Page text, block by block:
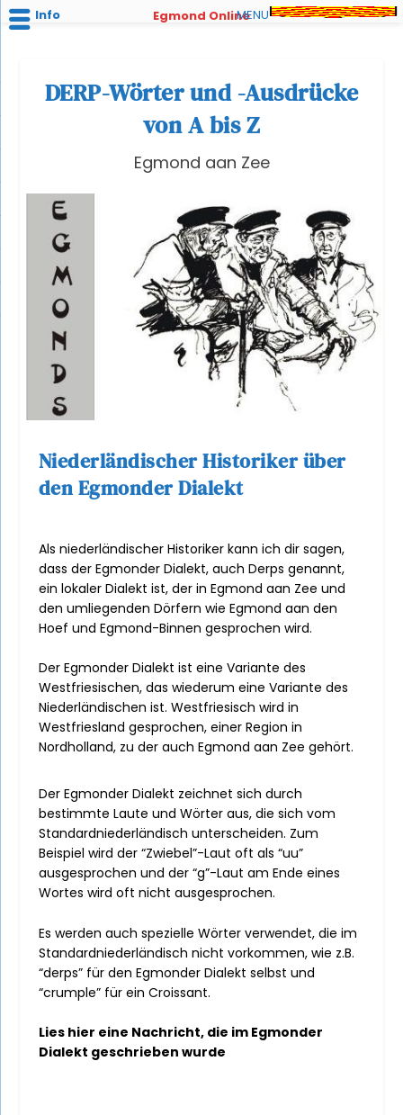
DERP-Wörter und -Ausdrücke
von A bis Z
Egmond aan Zee
Niederländischer Historiker über
den Egmonder Dialekt
Als niederländischer Historiker kann ich dir sagen,
dass der Egmonder Dialekt, auch Derps genannt,
ein lokaler Dialekt ist, der in Egmond aan Zee und
den umliegenden Dörfern wie Egmond aan den
Hoef und Egmond-Binnen gesprochen wird.
Der Egmonder Dialekt ist eine Variante des
Westfriesischen, das wiederum eine Variante des
Niederländischen ist. Westfriesisch wird in
Westfriesland gesprochen, einer Region in
Nordholland, zu der auch Egmond aan Zee gehört.
Der Egmonder Dialekt zeichnet sich durch
bestimmte Laute und Wörter aus, die sich vom
Standardniederländisch unterscheiden. Zum
Beispiel wird der “Zwiebel”-Laut oft als “uu”
ausgesprochen und der “g”-Laut am Ende eines
Wortes wird oft nicht ausgesprochen.
Es werden auch spezielle Wörter verwendet, die im
Standardniederländisch nicht vorkommen, wie z.B.
“derps” für den Egmonder Dialekt selbst und
“crumple” für ein Croissant.
Lies hier eine Nachricht, die im Egmonder
Dialekt geschrieben wurde
Info Egmond OnlineMENU